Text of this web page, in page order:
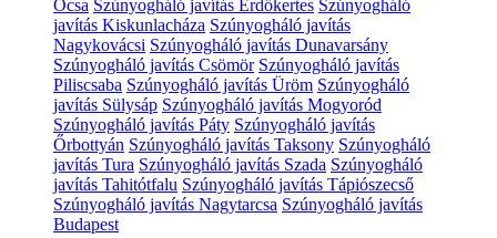
Ócsa Szúnyogháló javítás Erdőkertes Szúnyogháló
javítás Kiskunlacháza Szúnyogháló javítás
Nagykovácsi Szúnyogháló javítás Dunavarsány
Szúnyogháló javítás Csömör Szúnyogháló javítás
Piliscsaba Szúnyogháló javítás Üröm Szúnyogháló
javítás Sülysáp Szúnyogháló javítás Mogyoród
Szúnyogháló javítás Páty Szúnyogháló javítás
Őrbottyán Szúnyogháló javítás Taksony Szúnyogháló
javítás Tura Szúnyogháló javítás Szada Szúnyogháló
javítás Tahitótfalu Szúnyogháló javítás Tápiószecső
Szúnyogháló javítás Nagytarcsa Szúnyogháló javítás
Budapest